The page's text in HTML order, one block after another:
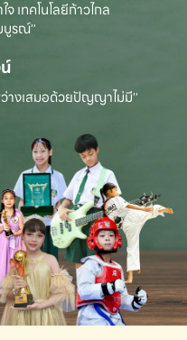
เทคโนโลยีก้าวไกล
บูรณ์”
างเสมอด้วยปัญญาไม่มี”